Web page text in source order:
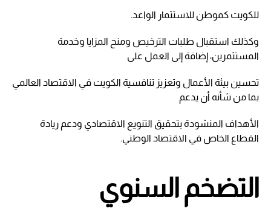
للكويت كموطن للاستثمار الواعد.
وكذلك استقبال طلبات الترخيص ومنح المزايا وخدمة
المستثمرين، إضافة إلى العمل على
تحسين بيئة الأعمال وتعزيز تنافسية الكويت في الاقتصاد العالمي
بما من شأنه أن يدعم
الأهداف المنشودة بتحقيق التنويع الاقتصادي ودعم ريادة
القطاع الخاص في الاقتصاد الوطني.
التضخم السنوي